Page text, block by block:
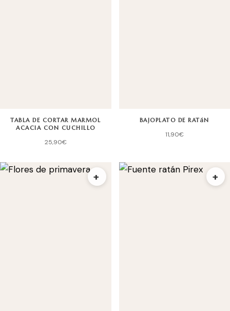
TABLA DE CORTAR MARMOL
ACACIA CON CUCHILLO
25,90€
BAJOPLATO DE RATáN
11,90€
+ +